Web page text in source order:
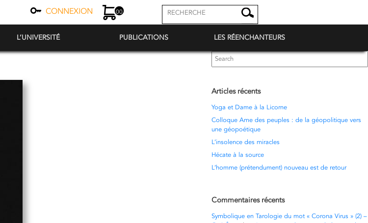
CONNEXION 00
L’UNIVERSITÉ PUBLICATIONS LES RÉENCHANTEURS
Search
for:
Articles récents
Yoga et Dame à la Licorne
Colloque Ame des peuples : de la géopolitique vers
une géopoétique
L’insolence des miracles
Hécate à la source
L’homme (prétendument) nouveau est de retour
Commentaires récents
Symbolique en Tarologie du mot « Corona Virus » (2) –